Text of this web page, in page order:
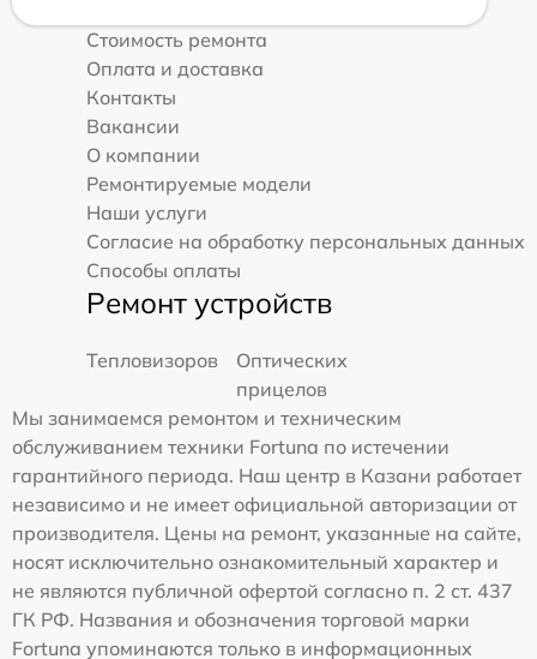
Стоимость ремонта
Оплата и доставка
Контакты
Вакансии
О компании
Ремонтируемые модели
Наши услуги
Согласие на обработку персональных данных
Способы оплаты
Ремонт устройств
Тепловизоров
Оптических
прицелов
Мы занимаемся ремонтом и техническим
обслуживанием техники Fortuna по истечении
гарантийного периода. Наш центр в Казани работает
независимо и не имеет официальной авторизации от
производителя. Цены на ремонт, указанные на сайте,
носят исключительно ознакомительный характер и
не являются публичной офертой согласно п. 2 ст. 437
ГК РФ. Названия и обозначения торговой марки
Fortuna упоминаются только в информационных